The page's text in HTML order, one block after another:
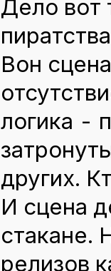
Дело вот
Вон
логика -
других.
И сцена
стакане.
релизов